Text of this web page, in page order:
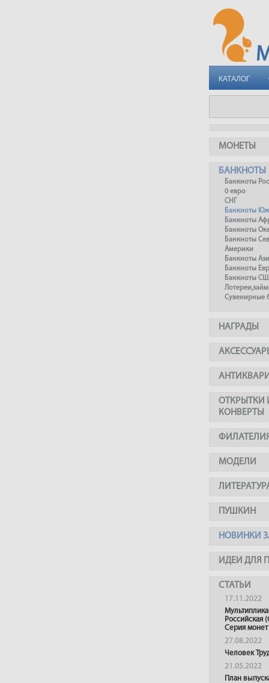
КАТАЛОГ
МОНЕТЫ
БАНКНОТЫ
Банкноты
0 евро
СНГ
Банкноты
Банкноты
Банкноты
Банкноты
Америки
Банкноты
Банкноты
Банкноты
Сувенирные
НАГРАДЫ
ОТКРЫТКИ
КОНВЕРТЫ
МОДЕЛИ
ПУШКИН
НОВИНКИ
ИДЕИ ДЛЯ
СТАТЬИ
17.11.2022
Российская
Серия монет
27.08.2022
Человек
21.05.2022
План